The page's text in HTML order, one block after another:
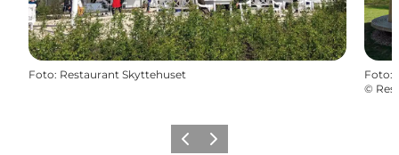
Foto: Restaurant Skyttehuset Foto:
©
ZurückWeiter